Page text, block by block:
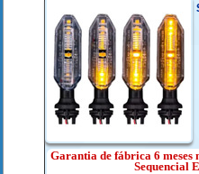
Garantia de fábrica 6 meses
Sequencial